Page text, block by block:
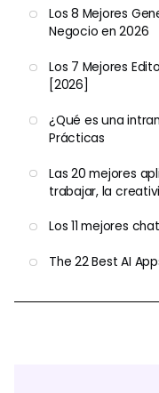
Los 8 Mejores
Negocio en 2026
Los 7 Mejores
[2026]
¿Qué es una
Prácticas
Las 20 mejores
trabajar, la
Los 11 mejores
The 22 Best AI